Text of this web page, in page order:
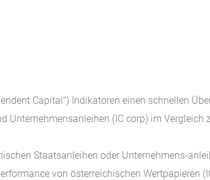
Capital“) Indikatoren einen schnellen
Unternehmensanleihen (IC corp) im Vergleich
Staatsanleihen oder Unternehmens-
von österreichischen Wertpapieren